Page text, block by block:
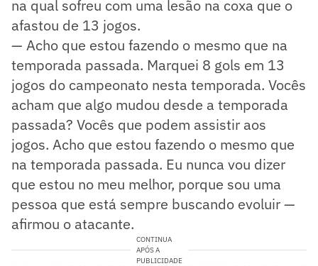
na qual sofreu com uma lesão na coxa que o
afastou de 13 jogos.
— Acho que estou fazendo o mesmo que na
temporada passada. Marquei 8 gols em 13
jogos do campeonato nesta temporada. Vocês
acham que algo mudou desde a temporada
passada? Vocês que podem assistir aos
jogos. Acho que estou fazendo o mesmo que
na temporada passada. Eu nunca vou dizer
que estou no meu melhor, porque sou uma
pessoa que está sempre buscando evoluir —
afirmou o atacante.
CONTINUA
APÓS A
PUBLICIDADE